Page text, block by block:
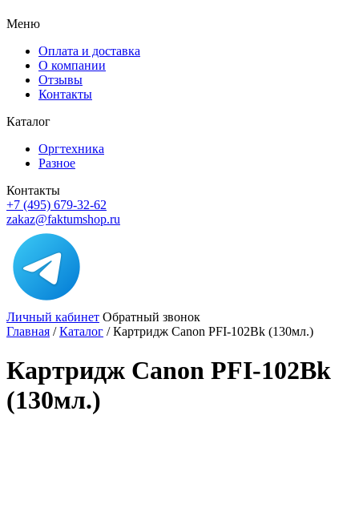
Меню
Оплата и доставка
О компании
Отзывы
Контакты
Каталог
Оргтехника
Разное
Контакты
+7 (495) 679-32-62
zakaz@faktumshop.ru
Личный кабинет Обратный звонок
Главная /Каталог /Картридж Canon PFI-102Bk (130мл.)
Картридж Canon PFI-102Bk
(130мл.)